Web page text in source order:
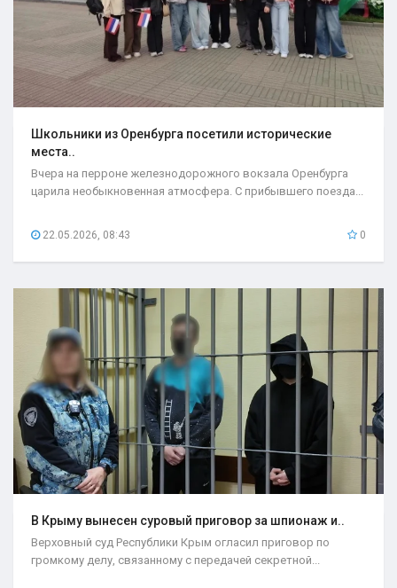
Школьники из Оренбурга посетили исторические
места..
Вчера на перроне железнодорожного вокзала Оренбурга
царила необыкновенная атмосфера. С прибывшего поезда...
22.05.2026, 08:43 0
В Крыму вынесен суровый приговор за шпионаж и..
Верховный суд Республики Крым огласил приговор по
громкому делу, связанному с передачей секретной...